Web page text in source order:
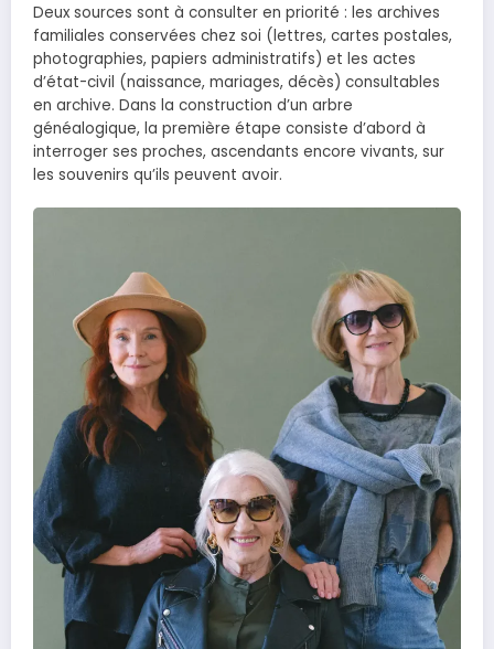
Deux sources sont à consulter en priorité : les archives
familiales conservées chez soi (lettres, cartes postales,
photographies, papiers administratifs) et les actes
d’état-civil (naissance, mariages, décès) consultables
en archive. Dans la construction d’un arbre
généalogique, la première étape consiste d’abord à
interroger ses proches, ascendants encore vivants, sur
les souvenirs qu’ils peuvent avoir.